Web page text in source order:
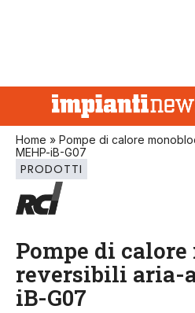
Home » Pompe di calore
MEHP-iB-G07
PRODOTTI
Pompe di
reversibili aria-
iB-G07